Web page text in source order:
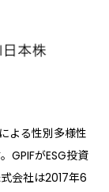
よる性別多様性
GPIFがESG投資
会社は2017年6